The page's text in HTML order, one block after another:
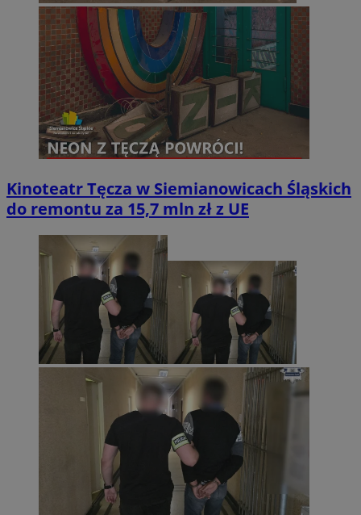
Kinoteatr Tęcza w Siemianowicach Śląskich
do remontu za 15,7 mln zł z UE